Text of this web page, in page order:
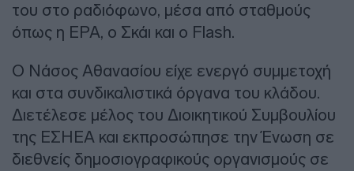
του στο ραδιόφωνο, μέσα από σταθμούς
όπως η ΕΡΑ, ο Σκάι και ο Flash.
Ο Νάσος Αθανασίου είχε ενεργό συμμετοχή
και στα συνδικαλιστικά όργανα του κλάδου.
Διετέλεσε μέλος του Διοικητικού Συμβουλίου
της ΕΣΗΕΑ και εκπροσώπησε την Ένωση σε
διεθνείς δημοσιογραφικούς οργανισμούς σε